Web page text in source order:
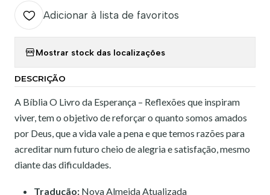
Adicionar à lista de favoritos
Mostrar stock das localizações
DESCRIÇÃO
A Bíblia O Livro da Esperança – Reflexões que inspiram
viver, tem o objetivo de reforçar o quanto somos amados
por Deus, que a vida vale a pena e que temos razões para
acreditar num futuro cheio de alegria e satisfação, mesmo
diante das dificuldades.
Tradução: Nova Almeida Atualizada